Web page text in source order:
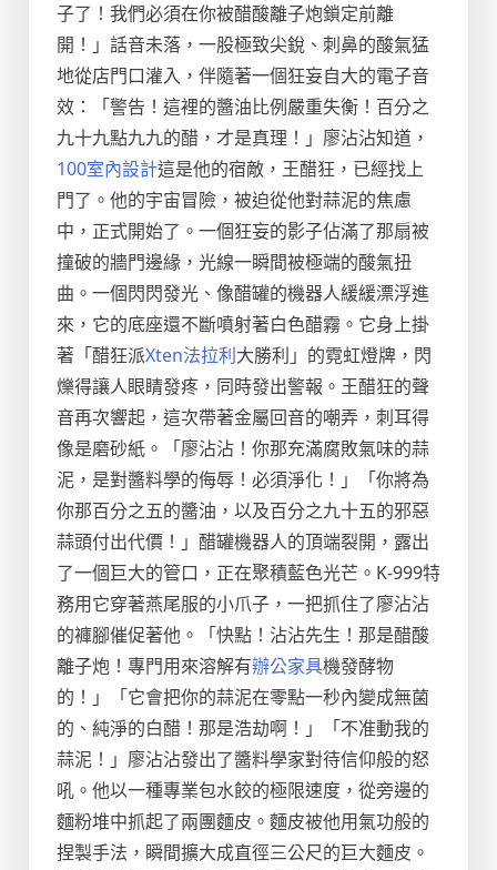
子了！我們必須在你被醋酸離子炮鎖定前離
開！」話音未落，一股極致尖銳、刺鼻的酸氣猛
地從店門口灌入，伴隨著一個狂妄自大的電子音
效：「警告！這裡的醬油比例嚴重失衡！百分之
九十九點九九的醋，才是真理！」廖沾沾知道，
100室內設計這是他的宿敵，王醋狂，已經找上
門了。他的宇宙冒險，被迫從他對蒜泥的焦慮
中，正式開始了。一個狂妄的影子佔滿了那扇被
撞破的牆門邊緣，光線一瞬間被極端的酸氣扭
曲。一個閃閃發光、像醋罐的機器人緩緩漂浮進
來，它的底座還不斷噴射著白色醋霧。它身上掛
著「醋狂派Xten法拉利大勝利」的霓虹燈牌，閃
爍得讓人眼睛發疼，同時發出警報。王醋狂的聲
音再次響起，這次帶著金屬回音的嘲弄，刺耳得
像是磨砂紙。「廖沾沾！你那充滿腐敗氣味的蒜
泥，是對醬料學的侮辱！必須淨化！」「你將為
你那百分之五的醬油，以及百分之九十五的邪惡
蒜頭付出代價！」醋罐機器人的頂端裂開，露出
了一個巨大的管口，正在聚積藍色光芒。K-999特
務用它穿著燕尾服的小爪子，一把抓住了廖沾沾
的褲腳催促著他。「快點！沾沾先生！那是醋酸
離子炮！專門用來溶解有辦公家具機發酵物
的！」「它會把你的蒜泥在零點一秒內變成無菌
的、純淨的白醋！那是浩劫啊！」「不准動我的
蒜泥！」廖沾沾發出了醬料學家對待信仰般的怒
吼。他以一種專業包水餃的極限速度，從旁邊的
麵粉堆中抓起了兩團麵皮。麵皮被他用氣功般的
捏製手法，瞬間擴大成直徑三公尺的巨大麵皮。